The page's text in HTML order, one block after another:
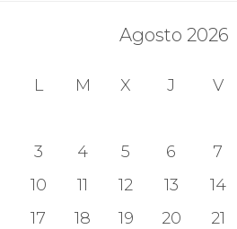
Agosto 2026
L M X J V
3
4 5 6 7
10
11 12 13 14
17
18 19 20 21